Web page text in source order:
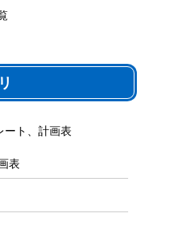
ート、計画表
表